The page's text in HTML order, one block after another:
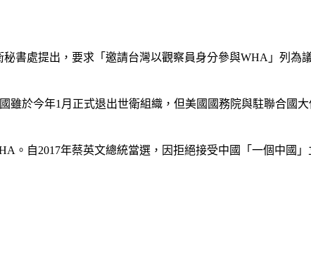
書處提出，要求「邀請台灣以觀察員身分參與WHA」列為
於今年1月正式退出世衛組織，但美國國務院與駐聯合國
。自2017年蔡英文總統當選，因拒絕接受中國「一個中國